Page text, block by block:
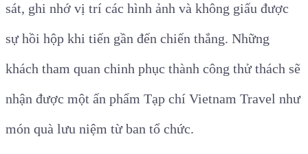
sát, ghi nhớ vị trí các hình ảnh và không giấu được
sự hồi hộp khi tiến gần đến chiến thắng. Những
khách tham quan chinh phục thành công thử thách sẽ
nhận được một ấn phẩm Tạp chí Vietnam Travel như
món quà lưu niệm từ ban tổ chức.